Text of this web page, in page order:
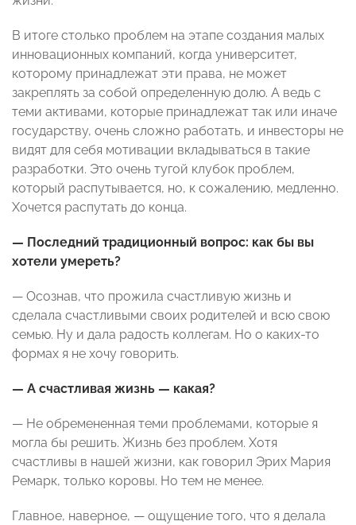
В итоге столько проблем на этапе создания малых
инновационных компаний, когда университет,
которому принадлежат эти права, не может
закреплять за собой определенную долю. А ведь с
теми активами, которые принадлежат так или иначе
государству, очень сложно работать, и инвесторы не
видят для себя мотивации вкладываться в такие
разработки. Это очень тугой клубок проблем,
который распутывается, но, к сожалению, медленно.
Хочется распутать до конца.
— Последний традиционный вопрос: как бы вы
хотели умереть?
— Осознав, что прожила счастливую жизнь и
сделала счастливыми своих родителей и всю свою
семью. Ну и дала радость коллегам. Но о каких-то
формах я не хочу говорить.
— А счастливая жизнь — какая?
— Не обремененная теми проблемами, которые я
могла бы решить. Жизнь без проблем. Хотя
счастливы в нашей жизни, как говорил Эрих Мария
Ремарк, только коровы. Но тем не менее.
Главное, наверное, — ощущение того, что я делала